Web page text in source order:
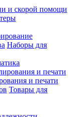
и скорой помощи
Наборы для
и печати
Товары для